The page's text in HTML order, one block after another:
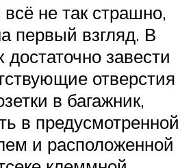
не так страшно,
первый взгляд. В
завести
отверстия
в багажник,
в предусмотренной
и расположенной